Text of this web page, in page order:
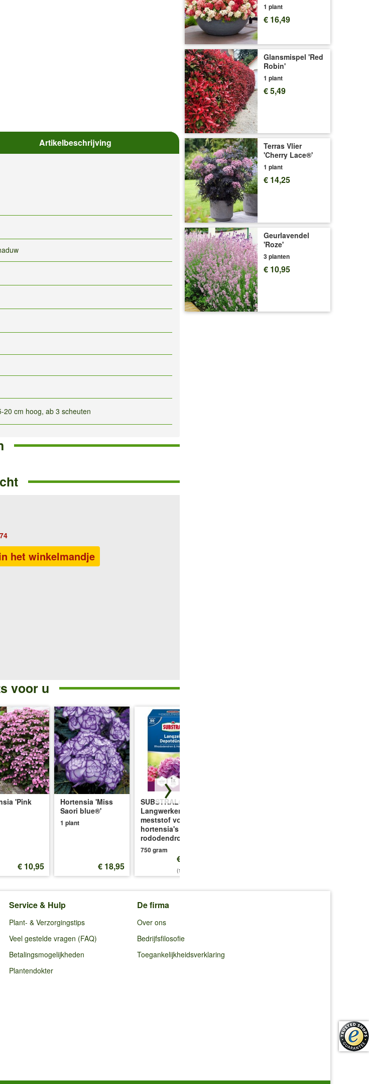
Artikelbeschrijving
20 cm hoog, ab 3 scheuten
het winkelmandje
voor u
'Pink
€ 10,95
Hortensia 'Miss
Saori blue®'
1 plant
€ 18,95
SUBSTRAL®
Langwerkende
meststof voor
hortensia's &
rododendrons
750 gram
€ 10,99
(14,65 €/kg)
1 plant
€ 16,49
Glansmispel 'Red
Robin'
1 plant
€ 5,49
Terras Vlier
'Cherry Lace®'
1 plant
€ 14,25
Geurlavendel
'Roze'
3 planten
€ 10,95
Service & Hulp
Plant- & Verzorgingstips
Veel gestelde vragen (FAQ)
Betalingsmogelijkheden
Plantendokter
De firma
Over ons
Bedrijfsfilosofie
Toegankelijkheidsverklaring